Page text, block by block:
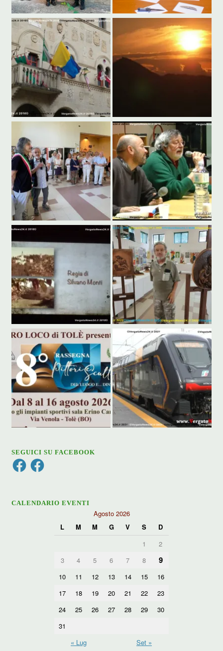
SEGUICI SU FACEBOOK
FacebookFacebook
CALENDARIO EVENTI
Agosto 2026
L
M M G V S
D
1
2
3
4 5 6 7 8 9
10 11 12 13 14 15
16
17
18 19 20 21 22
23
24
25 26 27 28 29
30
31
« Lug
Set »